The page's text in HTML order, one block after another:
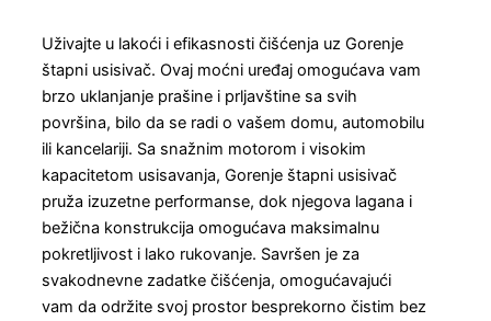
Uživajte u lakoći i efikasnosti čišćenja uz Gorenje
štapni usisivač. Ovaj moćni uređaj omogućava vam
brzo uklanjanje prašine i prljavštine sa svih
površina, bilo da se radi o vašem domu, automobilu
ili kancelariji. Sa snažnim motorom i visokim
kapacitetom usisavanja, Gorenje štapni usisivač
pruža izuzetne performanse, dok njegova lagana i
bežična konstrukcija omogućava maksimalnu
pokretljivost i lako rukovanje. Savršen je za
svakodnevne zadatke čišćenja, omogućavajući
vam da održite svoj prostor besprekorno čistim bez